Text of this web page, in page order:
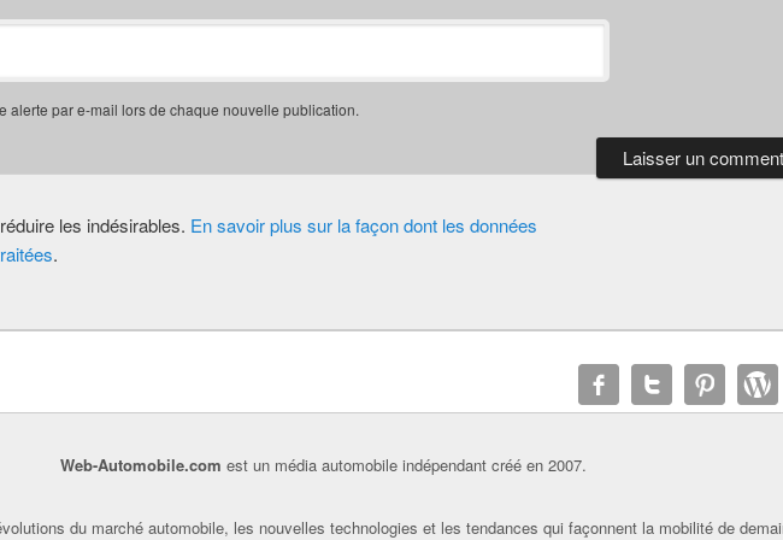
alerte par e-mail lors de chaque nouvelle publication.
les indésirables. En savoir plus sur la façon dont les données
.
Web-Automobile.com est un média automobile indépendant créé en 2007.
du marché automobile, les nouvelles technologies et les tendances qui façonnent la mobilité de